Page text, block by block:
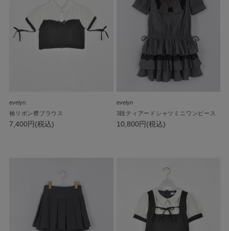
evelyn
袖リボン襟ブラウス
7,400円(税込)
evelyn
3段ティアードシャツミニワンピース
10,800円(税込)